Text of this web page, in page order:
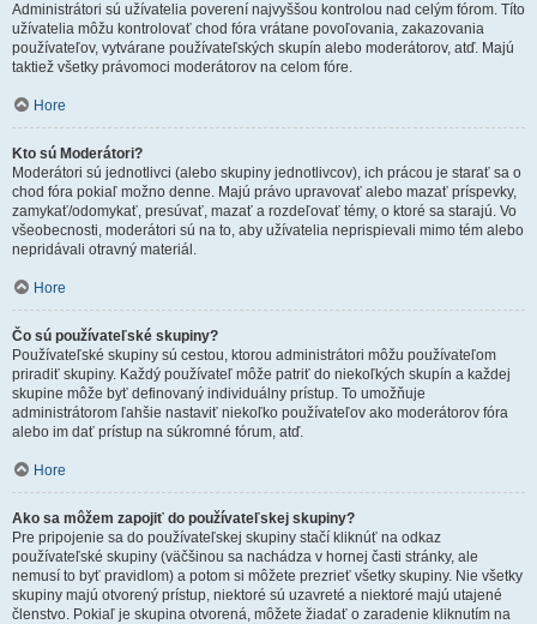
Administrátori sú užívatelia poverení najvyššou kontrolou nad celým fórom. Títo
užívatelia môžu kontrolovať chod fóra vrátane povoľovania, zakazovania
používateľov, vytvárane používateľských skupín alebo moderátorov, atď. Majú
taktiež všetky právomoci moderátorov na celom fóre.
Hore
Kto sú Moderátori?
Moderátori sú jednotlivci (alebo skupiny jednotlivcov), ich prácou je starať sa o
chod fóra pokiaľ možno denne. Majú právo upravovať alebo mazať príspevky,
zamykať/odomykať, presúvať, mazať a rozdeľovať témy, o ktoré sa starajú. Vo
všeobecnosti, moderátori sú na to, aby užívatelia neprispievali mimo tém alebo
nepridávali otravný materiál.
Hore
Čo sú používateľské skupiny?
Používateľské skupiny sú cestou, ktorou administrátori môžu používateľom
priradiť skupiny. Každý používateľ môže patriť do niekoľkých skupín a každej
skupine môže byť definovaný individuálny prístup. To umožňuje
administrátorom ľahšie nastaviť niekoľko používateľov ako moderátorov fóra
alebo im dať prístup na súkromné fórum, atď.
Hore
Ako sa môžem zapojiť do používateľskej skupiny?
Pre pripojenie sa do používateľskej skupiny stačí kliknúť na odkaz
používateľské skupiny (väčšinou sa nachádza v hornej časti stránky, ale
nemusí to byť pravidlom) a potom si môžete prezrieť všetky skupiny. Nie všetky
skupiny majú otvorený prístup, niektoré sú uzavreté a niektoré majú utajené
členstvo. Pokiaľ je skupina otvorená, môžete žiadať o zaradenie kliknutím na